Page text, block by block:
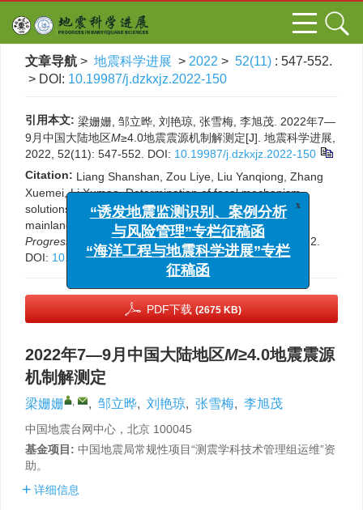
文章导航 > 地震科学进展 > 2022 > 52(11) : 547-552.
> DOI: 10.19987/j.dzkxjz.2022-150
引用本文: 梁姗姗, 邹立晔, 刘艳琼, 张雪梅, 李旭茂. 2022年7—
9月中国大陆地区M≥4.0地震震源机制解测定[J]. 地震科学进展,
2022, 52(11): 547-552. DOI: 10.19987/j.dzkxjz.2022-150
Citation: Liang Shanshan, Zou Liye, Liu Yanqiong, Zhang
Xuemei, Li Xumao. Determination of focal mechanism
solutions of the earthquakes withM≥4.0 occurred in the
mainland of China during July to September 2022[J].
Progress in Earthquake Sciences, 2022, 52(11): 547-552.
DOI: 10.19987/j.dzkxjz.2022-150
PDF下载 (2675 KB)
2022年7—9月中国大陆地区M≥4.0地震震源
机制解测定
梁姗姗 , , 邹立晔, 刘艳琼, 张雪梅, 李旭茂
中国地震台网中心，北京 100045
基金项目: 中国地震局常规性项目“测震学科技术管理组运维”资
助。
详细信息
“诱发地震监测识别、案例分析
与风险管理”专栏征稿函
“海洋工程与地震科学进展”专栏
征稿函